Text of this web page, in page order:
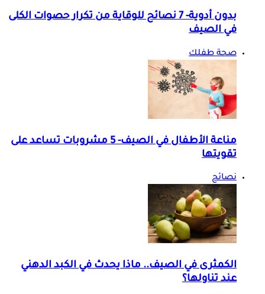
بدون أدوية- 7 نصائح للوقاية من تكرار حصوات الكلى
في الصيف
صحة طفلك
مناعة الأطفال في الصيف- 5 مشروبات تساعد على
تقويتها
نصائح
الكمثرى في الصيف.. ماذا يحدث في الكبد الدهني
عند تناولها؟